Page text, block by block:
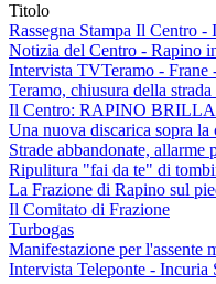
Titolo
Rassegna Stampa Il Centro
Notizia del Centro - Rapino
Intervista TVTeramo - Frane
Teramo, chiusura della
Il Centro: RAPINO
Una nuova discarica sopra la
Strade abbandonate, allarme
Ripulitura "fai da te" di
La Frazione di Rapino sul
Il Comitato di Frazione
Turbogas
Manifestazione per l'assente
Intervista Teleponte - Incuria